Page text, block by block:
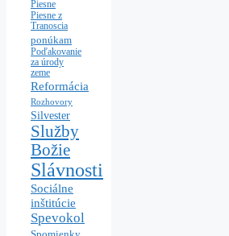
Piesne
Piesne z
Tranoscia
ponúkam
Poďakovanie
za úrody
zeme
Reformácia
Rozhovory
Silvester
Služby
Božie
Slávnosti
Sociálne
inštitúcie
Spevokol